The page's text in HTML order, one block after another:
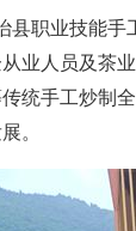
县职业技能
业人员及茶
统手工炒制
。